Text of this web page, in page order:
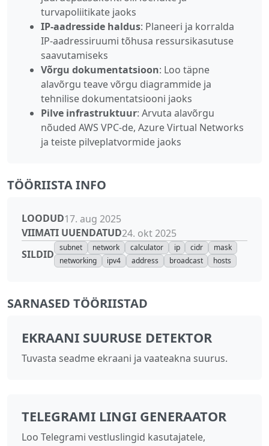
turvapoliitikate jaoks
IP‑aadresside haldus: Planeeri ja korralda
IP‑aadressiruumi tõhusa ressursikasutuse
saavutamiseks
Võrgu dokumentatsioon: Loo täpne
alavõrgu teave võrgu diagrammide ja
tehnilise dokumentatsiooni jaoks
Pilve infrastruktuur: Arvuta alavõrgu
nõuded AWS VPC‑de, Azure Virtual Networks
ja teiste pilveplatvormide jaoks
TÖÖRIISTA INFO
LOODUD17. aug 2025
VIIMATI UUENDATUD24. okt 2025
SILDID
subnet network calculator ip cidr
mask
networking
ipv4 address broadcast hosts
SARNASED TÖÖRIISTAD
EKRAANI SUURUSE DETEKTOR
Tuvasta seadme ekraani ja vaateakna suurus.
TELEGRAMI LINGI GENERAATOR
Loo Telegrami vestluslingid kasutajatele,